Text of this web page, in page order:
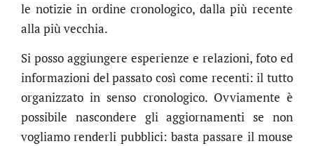
le notizie in ordine cronologico, dalla più recente
alla più vecchia.
Si posso aggiungere esperienze e relazioni, foto ed
informazioni del passato così come recenti: il tutto
organizzato in senso cronologico. Ovviamente è
possibile nascondere gli aggiornamenti se non
vogliamo renderli pubblici: basta passare il mouse